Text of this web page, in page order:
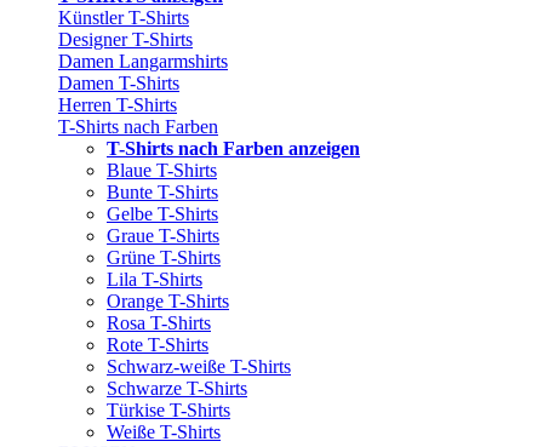
Künstler T-Shirts
Designer T-Shirts
Damen Langarmshirts
Damen T-Shirts
Herren T-Shirts
T-Shirts nach Farben
T-Shirts nach Farben anzeigen
Blaue T-Shirts
Bunte T-Shirts
Gelbe T-Shirts
Graue T-Shirts
Grüne T-Shirts
Lila T-Shirts
Orange T-Shirts
Rosa T-Shirts
Rote T-Shirts
Schwarz-weiße T-Shirts
Schwarze T-Shirts
Türkise T-Shirts
Weiße T-Shirts